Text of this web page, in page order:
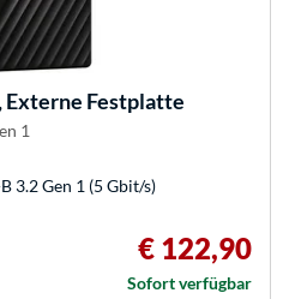
Externe Festplatte
1
3.2 Gen 1 (5 Gbit/s)
€ 122,90
Sofort verfügbar